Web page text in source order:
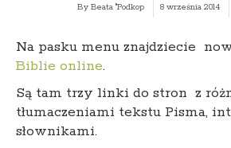
By Beata "Podkop 8 września 2014
Na pasku menu znajdziecie
Biblie online.
Są tam trzy linki do stron z
tłumaczeniami tekstu Pisma,
słownikami.